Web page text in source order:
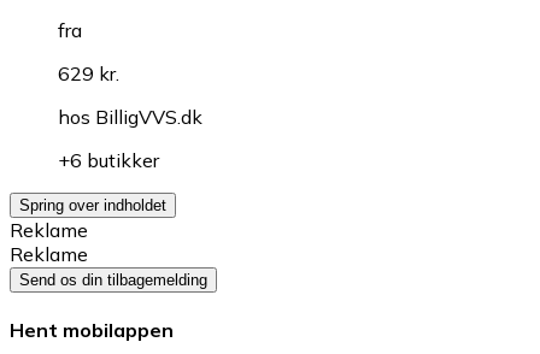
fra
629 kr.
hos BilligVVS.dk
+6 butikker
Spring over indholdet
Reklame
Reklame
Send os din tilbagemelding
Hent mobilappen